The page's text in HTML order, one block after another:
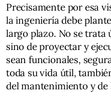
Precisamente por esa
la ingeniería debe
largo plazo. No se
sino de proyectar y
sean funcionales,
toda su vida útil,
del mantenimiento y de